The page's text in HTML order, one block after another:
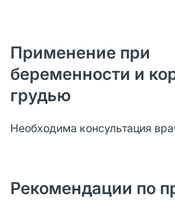
Применение при
беременности и
грудью
Необходима консультация
Рекомендации по